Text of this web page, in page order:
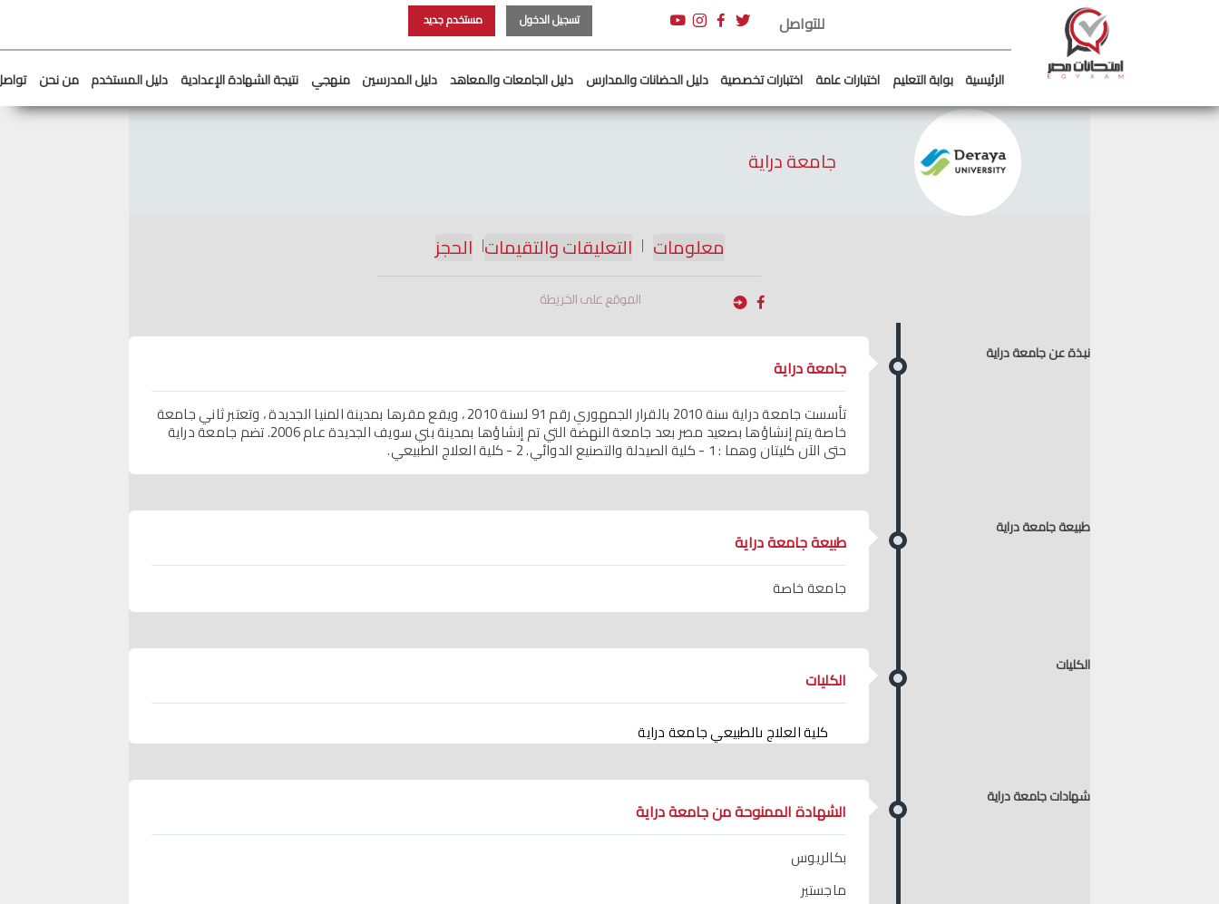
للتواصل تسجيل الدخول مستخدم جديد
الرئيسية بوابة التعليم اختبارات عامة اختبارات تخصصية دليل الحضانات والمدارس دليل الجامعات والمعاهد دليل المدرسين منهجي نتيجة الشهادة الإعدادية دليل المستخدم من نحن
جامعة دراية
معلومات | التعليقات والتقيمات| الحجز
الموقع على الخريطة
نبذة عن جامعة دراية
جامعة دراية
تأسست جامعة دراية سنة 2010 بالقرار الجمهوري رقم 91 لسنة 2010 ، ويقع مقرها بمدينة المنيا الجديدة ، وتعتبر ثاني جامعة
خاصة يتم إنشاؤها بصعيد مصر بعد جامعة النهضة التي تم إنشاؤها بمدينة بني سويف الجديدة عام 2006. تضم جامعة دراية
حتى الآن كليتان وهما : 1 - كلية الصيدلة والتصنيع الدوائي. 2 - كلية العلاج الطبيعي.
طبيعة جامعة دراية
طبيعة جامعة دراية
جامعة خاصة
الكليات
الكليات
كلية العلاج ىالطبيعي جامعة دراية
شهادات جامعة دراية
الشهادة الممنوحة من جامعة دراية
بكالريوس
ماجستير